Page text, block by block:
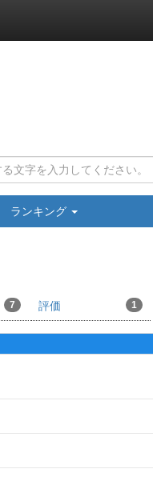
ランキング
7 評価 1